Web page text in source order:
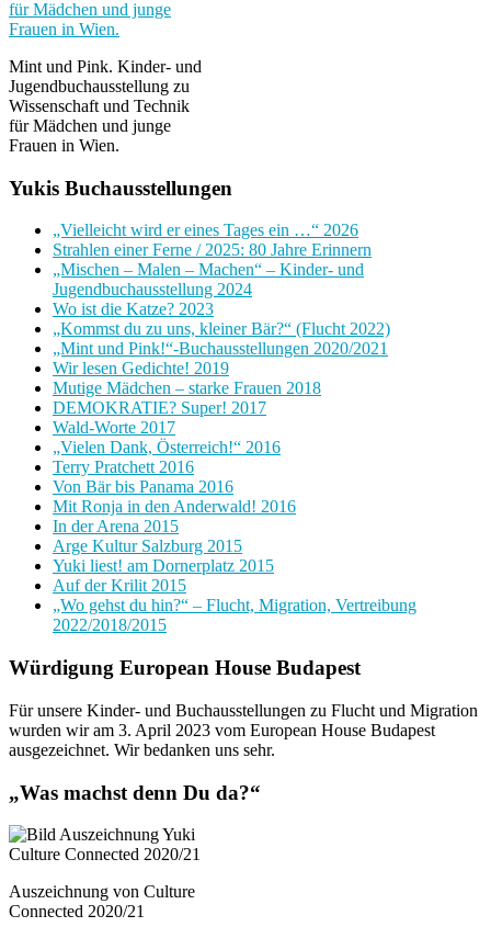
Mint und Pink. Kinder- und
Jugendbuchausstellung zu
Wissenschaft und Technik
für Mädchen und junge
Frauen in Wien.
Yukis Buchausstellungen
„Vielleicht wird er eines Tages ein …“ 2026
Strahlen einer Ferne / 2025: 80 Jahre Erinnern
„Mischen – Malen – Machen“ – Kinder- und
Jugendbuchausstellung 2024
Wo ist die Katze? 2023
„Kommst du zu uns, kleiner Bär?“ (Flucht 2022)
„Mint und Pink!“-Buchausstellungen 2020/2021
Wir lesen Gedichte! 2019
Mutige Mädchen – starke Frauen 2018
DEMOKRATIE? Super! 2017
Wald-Worte 2017
„Vielen Dank, Österreich!“ 2016
Terry Pratchett 2016
Von Bär bis Panama 2016
Mit Ronja in den Anderwald! 2016
In der Arena 2015
Arge Kultur Salzburg 2015
Yuki liest! am Dornerplatz 2015
Auf der Krilit 2015
„Wo gehst du hin?“ – Flucht, Migration, Vertreibung
2022/2018/2015
Würdigung European House Budapest
Für unsere Kinder- und Buchausstellungen zu Flucht und Migration
wurden wir am 3. April 2023 vom European House Budapest
ausgezeichnet. Wir bedanken uns sehr.
„Was machst denn Du da?“
Auszeichnung von Culture
Connected 2020/21